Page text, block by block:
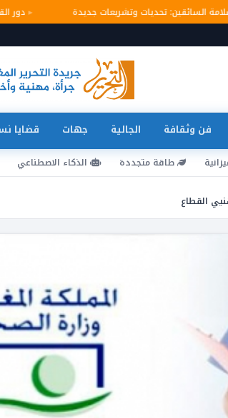
سلامة السائقين: تحديات وتشريعات جديدة
فن وثقافة الجالية جهات قضايا
طاقة متجددة الذكاء الاصطناعي
القطاع